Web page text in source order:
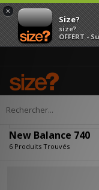
×
Size?
size?
OFFERT -
Accueil New Balance 740
New Balance 740
6 Produits Trouvés